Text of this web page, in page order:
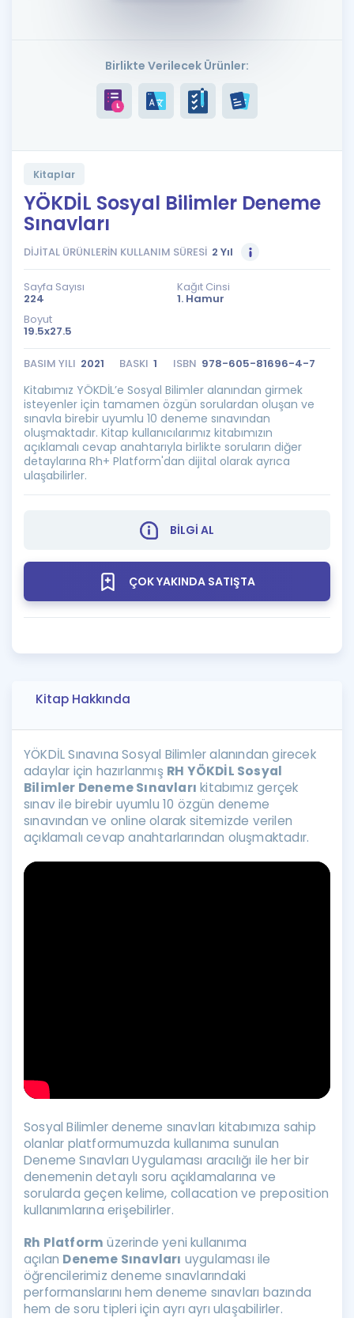
Kampanyalar
Blog
İngilizce Gramer
Birlikte Verilecek Ürünler:
Kitaplar
YÖKDİL Sosyal Bilimler Deneme
Sınavları
DİJİTAL ÜRÜNLERİN KULLANIM SÜRESİ 2 Yıl
Sayfa Sayısı
224
Kağıt Cinsi
1. Hamur
Boyut
19.5x27.5
BASIM YILI 2021 BASKI 1 ISBN 978-605-81696-4-7
Kitabımız YÖKDİL’e Sosyal Bilimler alanından girmek
isteyenler için tamamen özgün sorulardan oluşan ve
sınavla birebir uyumlu 10 deneme sınavından
oluşmaktadır. Kitap kullanıcılarımız kitabımızın
açıklamalı cevap anahtarıyla birlikte soruların diğer
detaylarına Rh+ Platform'dan dijital olarak ayrıca
ulaşabilirler.
BİLGİ AL
ÇOK YAKINDA SATIŞTA
Kitap Hakkında
YÖKDİL Sınavına Sosyal Bilimler alanından girecek
adaylar için hazırlanmış RH YÖKDİL Sosyal
Bilimler Deneme Sınavları kitabımız gerçek
sınav ile birebir uyumlu 10 özgün deneme
sınavından ve online olarak sitemizde verilen
açıklamalı cevap anahtarlarından oluşmaktadır.
Sosyal Bilimler deneme sınavları kitabımıza sahip
olanlar platformumuzda kullanıma sunulan
Deneme Sınavları Uygulaması aracılığı ile her bir
denemenin detaylı soru açıklamalarına ve
sorularda geçen kelime, collacation ve preposition
kullanımlarına erişebilirler.
Rh Platform üzerinde yeni kullanıma
açılan Deneme Sınavları uygulaması ile
öğrencilerimiz deneme sınavlarındaki
performanslarını hem deneme sınavları bazında
hem de soru tipleri için ayrı ayrı ulaşabilirler.